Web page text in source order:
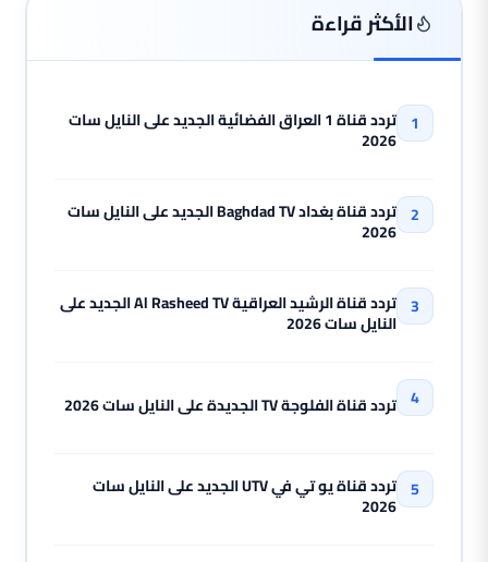
الأكثر قراءة
تردد قناة 1 العراق الفضائية الجديد على النايل سات
2026
تردد قناة بغداد Baghdad TV الجديد على النايل سات
2026
تردد قناة الرشيد العراقية Al Rasheed TV الجديد على
النايل سات 2026
تردد قناة الفلوجة TV الجديدة على النايل سات 2026
تردد قناة يو تي في UTV الجديد على النايل سات
2026